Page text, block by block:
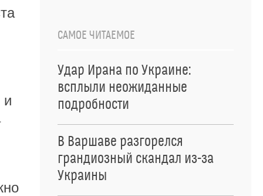
и
САМОЕ ЧИТАЕМОЕ
Удар Ирана по Украине:
всплыли неожиданные
подробности
В Варшаве разгорелся
грандиозный скандал из-за
Украины